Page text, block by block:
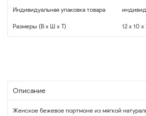
Индивидуальная упаковка товара
Размеры (В x Ш x Т) 12 x 10
Описание
Женское бежевое портмоне из мягкой